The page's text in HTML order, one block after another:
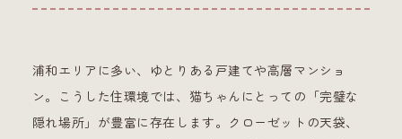
浦和エリアに多い、ゆとりある戸建てや高層マンショ
ン。こうした住環境では、猫ちゃんにとっての「完璧な
隠れ場所」が豊富に存在します。クローゼットの天袋、